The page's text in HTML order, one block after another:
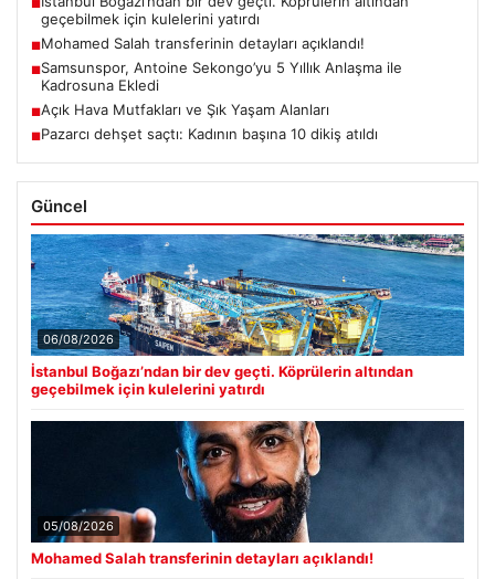
■
geçebilmek için kulelerini yatırdı
■Mohamed Salah transferinin detayları açıklandı!
■Samsunspor, Antoine Sekongo’yu 5 Yıllık Anlaşma ile
Kadrosuna Ekledi
■Açık Hava Mutfakları ve Şık Yaşam Alanları
■Pazarcı dehşet saçtı: Kadının başına 10 dikiş atıldı
Güncel
06/08/2026
İstanbul Boğazı’ndan bir dev geçti. Köprülerin altından
geçebilmek için kulelerini yatırdı
05/08/2026
Mohamed Salah transferinin detayları açıklandı!